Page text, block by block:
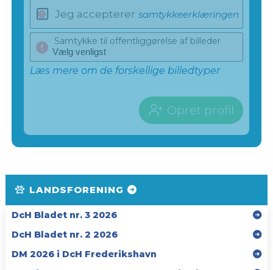
Jeg accepterer samtykkeerklæringen
Samtykke til offentliggørelse af billeder
Læs mere om de forskellige billedtyper
Opret profil
LANDSFORENING
DcH Bladet nr. 3 2026
DcH Bladet nr. 2 2026
DM 2026 i DcH Frederikshavn